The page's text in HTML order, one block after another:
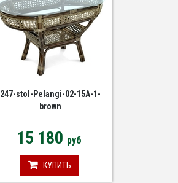
247-stol-Pelangi-02-15A-1-
brown
15 180 руб
КУПИТЬ